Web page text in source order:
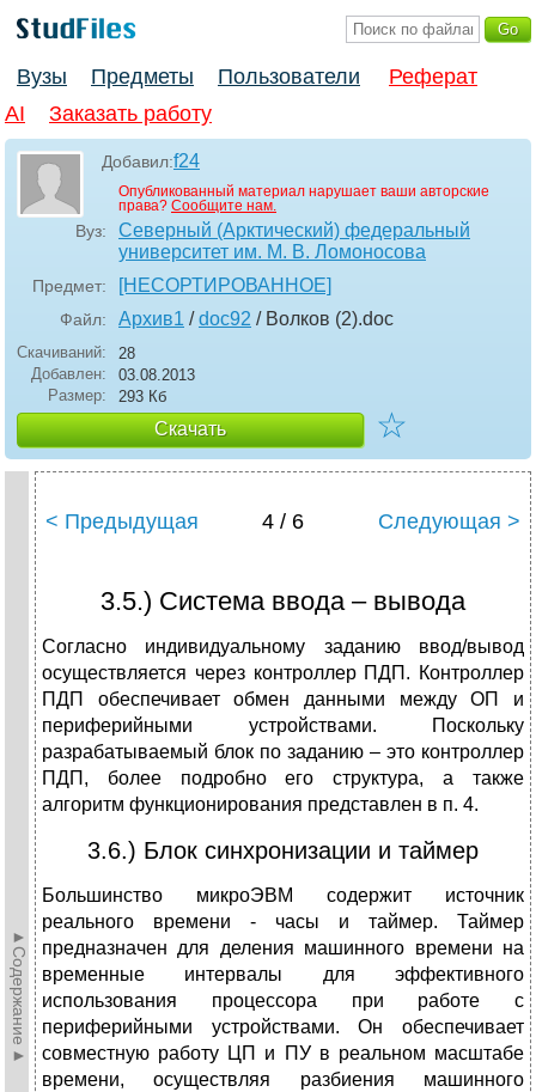
Вузы Предметы Пользователи
Реферат
AI
Заказать работу
Добавил:f24
Опубликованный материал нарушает ваши авторские
права? Сообщите нам.
Вуз:
Северный (Арктический) федеральный
университет им. М. В. Ломоносова
Предмет: [НЕСОРТИРОВАННОЕ]
Файл: Архив1 /doc92 / Волков (2).doc
Скачиваний:
28
Добавлен:
03.08.2013
Размер:
293 Кб
Скачать ☆
►Содержание►
< Предыдущая 4 / 6 Следующая >
3.5.) Система ввода – вывода
Согласно индивидуальному заданию ввод/вывод
осуществляется через контроллер ПДП. Контроллер
ПДП обеспечивает обмен данными между ОП и
периферийными устройствами. Поскольку
разрабатываемый блок по заданию – это контроллер
ПДП, более подробно его структура, а также
алгоритм функционирования представлен в п. 4.
3.6.) Блок синхронизации и таймер
Большинство микроЭВМ содержит источник
реального времени - часы и таймер. Таймер
предназначен для деления машинного времени на
временные интервалы для эффективного
использования процессора при работе с
периферийными устройствами. Он обеспечивает
совместную работу ЦП и ПУ в реальном масштабе
времени, осуществляя разбиения машинного